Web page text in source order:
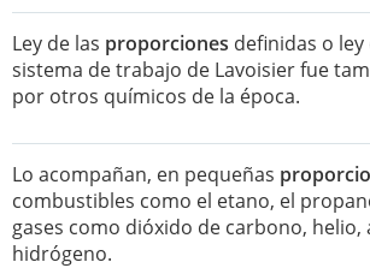
Ley de las proporciones definidas o ley
sistema de trabajo de Lavoisier fue
por otros químicos de la época.
Lo acompañan, en pequeñas
combustibles como el etano, el
gases como dióxido de carbono, helio,
hidrógeno.